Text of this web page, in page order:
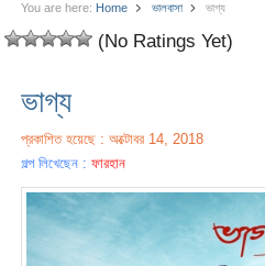
You are here: Home ভালবাসা ভাগ্য
(No Ratings Yet)
ভাগ্য
প্রকাশিত হয়েছে : অক্টোবর 14, 2018
গল্প লিখেছেন :ফারহান